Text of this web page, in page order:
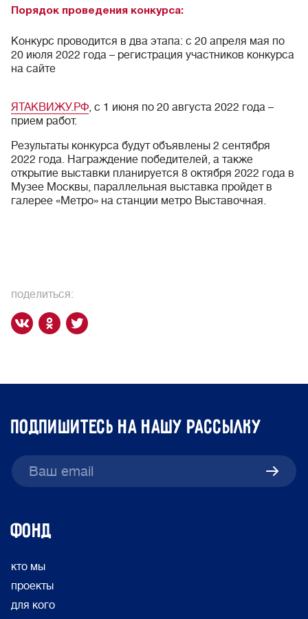
Порядок проведения конкурса:
Конкурс проводится в два этапа: с 20 апреля мая по
20 июля 2022 года – регистрация участников конкурса
на сайте
ЯТАКВИЖУ.РФ, с 1 июня по 20 августа 2022 года –
прием работ.
Результаты конкурса будут объявлены 2 сентября
2022 года. Награждение победителей, а также
открытие выставки планируется 8 октября 2022 года в
Музее Москвы, параллельная выставка пройдет в
галерее «Метро» на станции метро Выставочная.
поделиться:
подпишитесь на нашу рассылку
ФОНД
кто мы
проекты
для кого